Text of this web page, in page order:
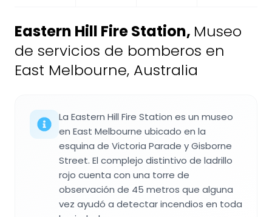
Eastern Hill Fire Station, Museo
de servicios de bomberos en
East Melbourne, Australia
La Eastern Hill Fire Station es un museo
en East Melbourne ubicado en la
esquina de Victoria Parade y Gisborne
Street. El complejo distintivo de ladrillo
rojo cuenta con una torre de
observación de 45 metros que alguna
vez ayudó a detectar incendios en toda